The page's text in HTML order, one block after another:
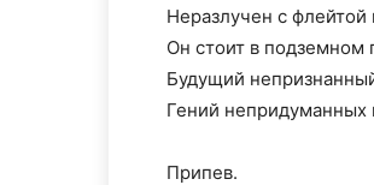
Неразлучен с флейтой
Он стоит в
Будущий
Гений непридуманных
Припев.